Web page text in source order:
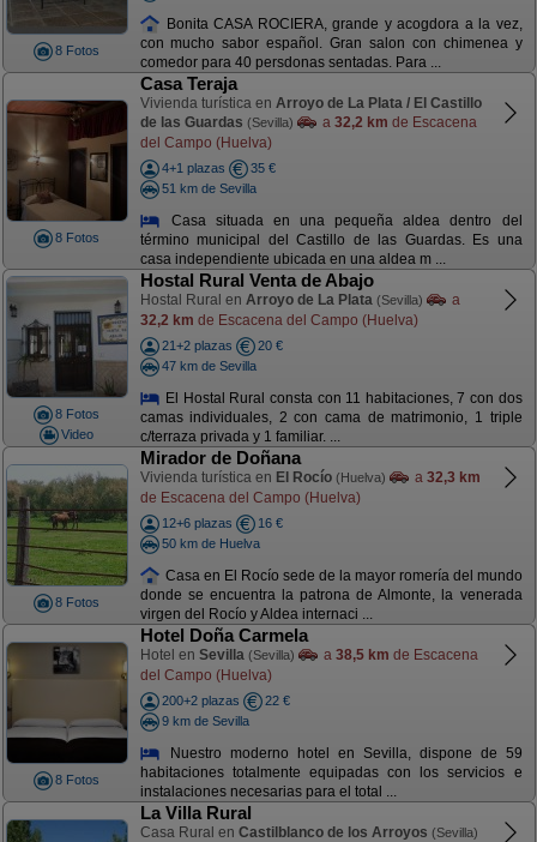
8 Fotos
Bonita CASA ROCIERA, grande y acogdora a la vez,
con mucho sabor español. Gran salon con chimenea y
comedor para 40 persdonas sentadas. Para ...
8 Fotos
Casa Teraja
Vivienda turística en Arroyo de La Plata / El Castillo
de las Guardas (Sevilla) a 32,2 km de Escacena
del Campo (Huelva)
4+1 plazas
35 €
51 km de Sevilla
Casa situada en una pequeña aldea dentro del
término municipal del Castillo de las Guardas. Es una
casa independiente ubicada en una aldea m ...
8 Fotos
Video
Hostal Rural Venta de Abajo
Hostal Rural en Arroyo de La Plata (Sevilla)
a
32,2 km de Escacena del Campo (Huelva)
21+2 plazas
20 €
47 km de Sevilla
El Hostal Rural consta con 11 habitaciones, 7 con dos
camas individuales, 2 con cama de matrimonio, 1 triple
c/terraza privada y 1 familiar. ...
8 Fotos
Mirador de Doñana
Vivienda turística en El Rocío (Huelva) a 32,3 km
de Escacena del Campo (Huelva)
12+6 plazas
16 €
50 km de Huelva
Casa en El Rocío sede de la mayor romería del mundo
donde se encuentra la patrona de Almonte, la venerada
virgen del Rocío y Aldea internaci ...
8 Fotos
Hotel Doña Carmela
Hotel en Sevilla (Sevilla) a 38,5 km de Escacena
del Campo (Huelva)
200+2 plazas
22 €
9 km de Sevilla
Nuestro moderno hotel en Sevilla, dispone de 59
habitaciones totalmente equipadas con los servicios e
instalaciones necesarias para el total ...
La Villa Rural
Casa Rural en Castilblanco de los Arroyos (Sevilla)